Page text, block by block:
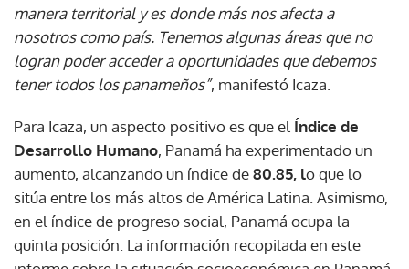
manera territorial y es donde más nos afecta a
nosotros como país. Tenemos algunas áreas que no
logran poder acceder a oportunidades que debemos
tener todos los panameños”, manifestó Icaza.
Para Icaza, un aspecto positivo es que el Índice de
Desarrollo Humano, Panamá ha experimentado un
aumento, alcanzando un índice de80.85, lo que lo
sitúa entre los más altos de América Latina. Asimismo,
en el índice de progreso social, Panamá ocupa la
quinta posición. La información recopilada en este